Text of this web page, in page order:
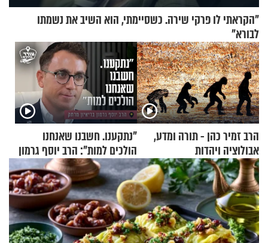
"הקראתי לו פרקי שירה. כשסיימתי, הוא השיב את נשמתו
לבורא"
הרב זמיר כהן - תורה ומדע,
אבולוציה ויהדות
"נתקענו. חשבנו שאנחנו
הולכים למות": הרב יוסף גרמון
בריאיון מרתק